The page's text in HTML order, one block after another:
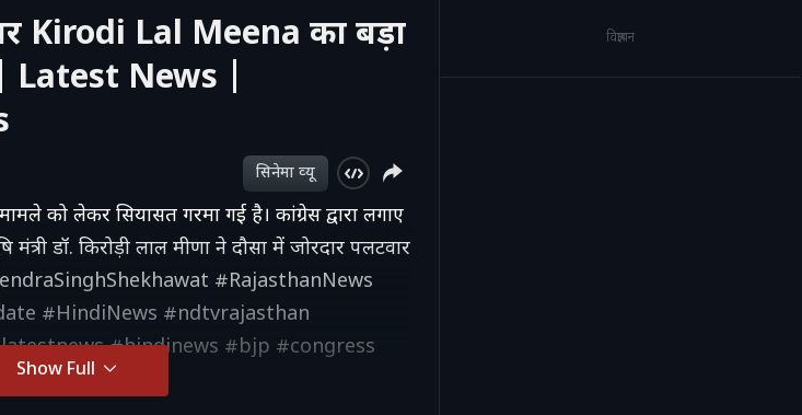
Kirodi Lal Meena का बड़ा
News |
सिनेमा व्‍यू
को लेकर सियासत गरमा गई है। कांग्रेस द्वारा लगाए
डॉ. किरोड़ी लाल मीणा ने दौसा में जोरदार पलटवार
#RajasthanNews
#HindiNews #ndtvrajasthan
#hindinews #bjp #congress
Show Full
विज्ञापन